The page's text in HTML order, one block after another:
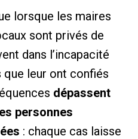
lorsque les maires
sont privés de
dans l’incapacité
que leur ont confiés
dépassent
personnes
: chaque cas laisse